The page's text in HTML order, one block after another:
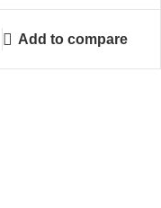
Add to compare